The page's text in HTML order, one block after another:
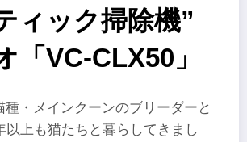
ィック掃除機”
「VC-CLX50」
種・メインクーンのブリーダーと
以上も猫たちと暮らしてきまし